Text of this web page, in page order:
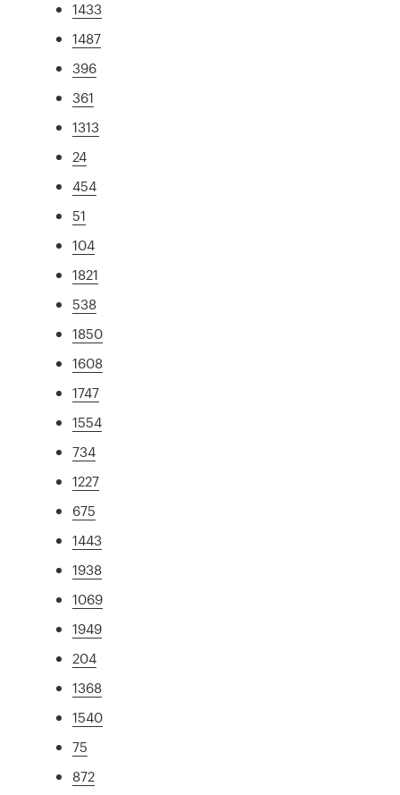
1433
1487
396
361
1313
24
454
51
104
1821
538
1850
1608
1747
1554
734
1227
675
1443
1938
1069
1949
204
1368
1540
75
872